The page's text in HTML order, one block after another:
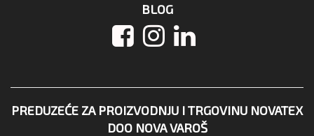
BLOG
PREDUZEĆE ZA PROIZVODNJU I TRGOVINU NOVATEX
DOO NOVA VAROŠ